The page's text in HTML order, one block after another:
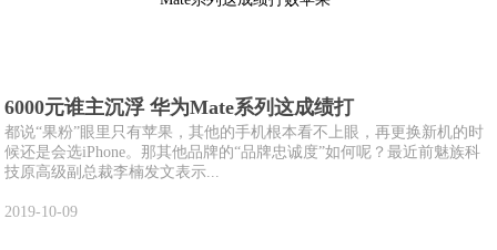
6000元谁主沉浮 华为Mate系列这成绩打
都说“果粉”眼里只有苹果，其他的手机根本看不上眼，再更换新机的时
候还是会选iPhone。那其他品牌的“品牌忠诚度”如何呢？最近前魅族科
技原高级副总裁李楠发文表示...
2019-10-09